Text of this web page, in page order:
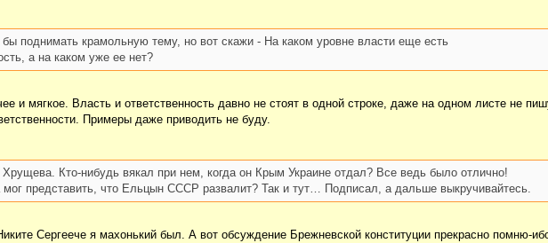
бы поднимать крамольную тему, но вот скажи - На каком уровне власти еще есть
а на каком уже ее нет?
и мягкое. Власть и ответственность давно не стоят в одной строке, даже на одном листе не
Примеры даже приводить не буду.
Хрущева. Кто-нибудь вякал при нем, когда он Крым Украине отдал? Все ведь было отлично!
мог представить, что Ельцын СССР развалит? Так и тут… Подписал, а дальше выкручивайтесь.
Сергеече я махонький был. А вот обсуждение Брежневской конституции прекрасно помню-